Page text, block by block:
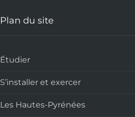
Plan du site
Étudier
S’installer et exercer
Les Hautes-Pyrénées